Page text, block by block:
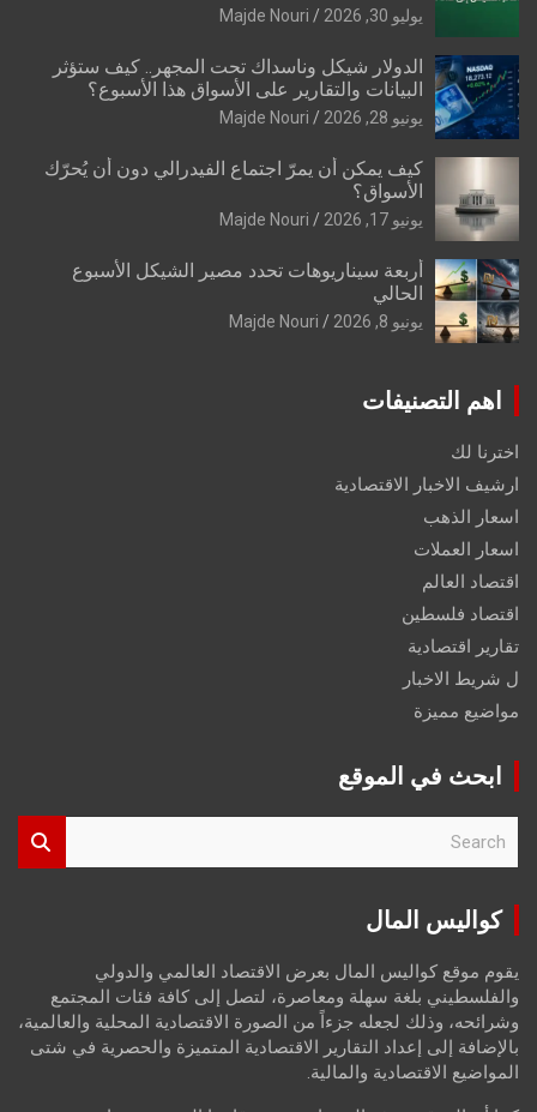
يوليو 30, 2026 Majde Nouri
الدولار شيكل وناسداك تحت المجهر.. كيف ستؤثر
البيانات والتقارير على الأسواق هذا الأسبوع؟
يونيو 28, 2026 Majde Nouri
كيف يمكن أن يمرّ اجتماع الفيدرالي دون أن يُحرّك
الأسواق؟
يونيو 17, 2026 Majde Nouri
أربعة سيناريوهات تحدد مصير الشيكل الأسبوع
الحالي
يونيو 8, 2026 Majde Nouri
اهم التصنيفات
اخترنا لك
ارشيف الاخبار الاقتصادية
اسعار الذهب
اسعار العملات
اقتصاد العالم
اقتصاد فلسطين
تقارير اقتصادية
ل شريط الاخبار
مواضيع مميزة
ابحث في الموقع
r
كواليس المال
يقوم موقع كواليس المال بعرض الاقتصاد العالمي والدولي
والفلسطيني بلغة سهلة ومعاصرة، لتصل إلى كافة فئات المجتمع
وشرائحه، وذلك لجعله جزءاً من الصورة الاقتصادية المحلية والعالمية،
بالإضافة إلى إعداد التقارير الاقتصادية المتميزة والحصرية في شتى
المواضيع الاقتصادية والمالية.